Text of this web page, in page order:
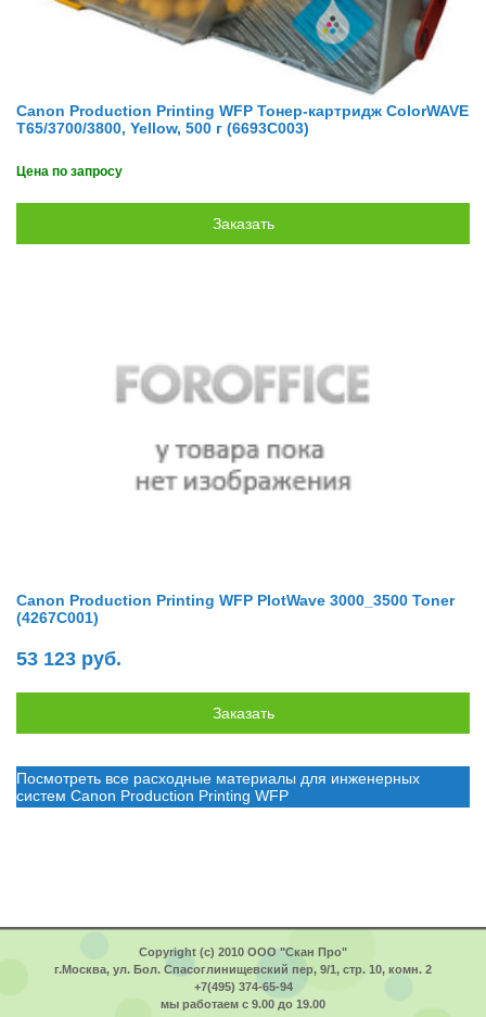
Canon Production Printing WFP Тонер-картридж ColorWAVE
T65/3700/3800, Yellow, 500 г (6693C003)
Цена по запросу
Canon Production Printing WFP PlotWave 3000_3500 Toner
(4267C001)
53 123 руб.
Посмотреть все расходные материалы для инженерных
систем Canon Production Printing WFP
Copyright (c) 2010 ООО "Скан Про"
г.Москва, ул. Бол. Спасоглинищевский пер, 9/1, стр. 10, комн. 2
+7(495) 374-65-94
мы работаем с 9.00 до 19.00